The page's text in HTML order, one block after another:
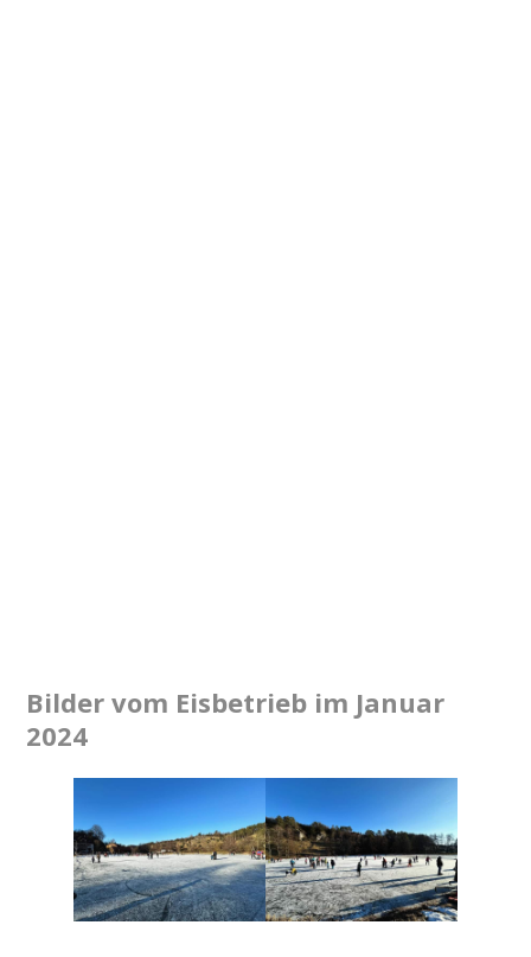
Bilder vom Eisbetrieb im Januar
2024